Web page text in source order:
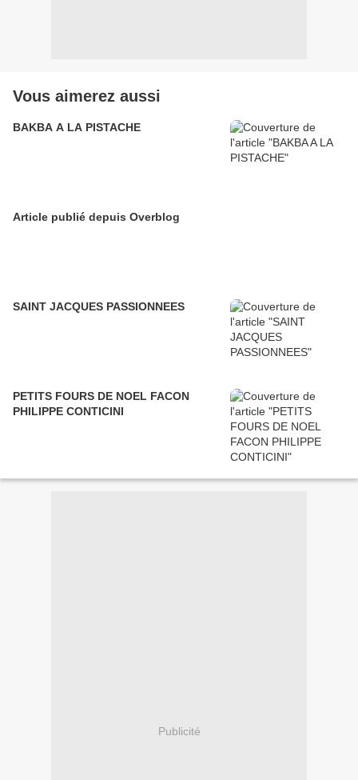
Vous aimerez aussi
BAKBA A LA PISTACHE
Article publié depuis Overblog
SAINT JACQUES PASSIONNEES
PETITS FOURS DE NOEL FACON
PHILIPPE CONTICINI
Publicité